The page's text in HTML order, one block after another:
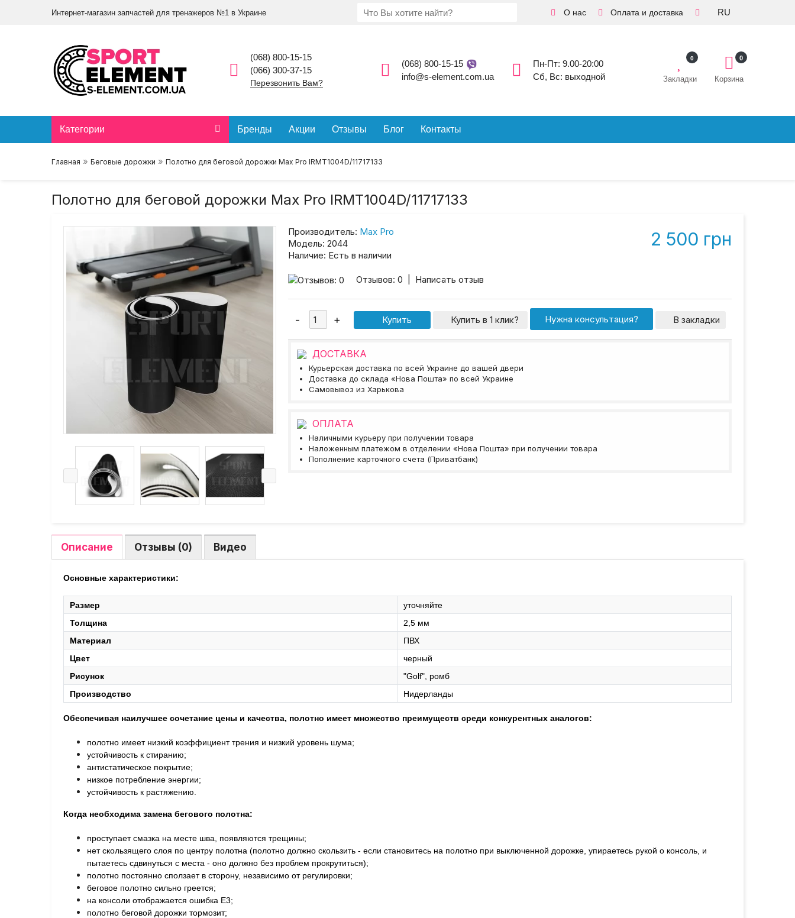
Интернет-магазин запчастей для тренажеров №1 в Украине О нас Оплата и доставка RU
(068) 800-15-15
(066) 300-37-15
Перезвонить Вам?
(068) 800-15-15
info@s-element.com.ua
Пн-Пт: 9.00-20:00
Сб, Вс: выходной
Закладки
0
Корзина
0
Категории Бренды Акции Отзывы Блог Контакты
Главная » Беговые дорожки » Полотно для беговой дорожки Max Pro IRMT1004D/11717133
Полотно для беговой дорожки Max Pro IRMT1004D/11717133
2 500 грн
Производитель: Max Pro
Модель: 2044
Наличие: Есть в наличии
Отзывов: 0 Написать отзыв
Купить в 1 клик? Нужна консультация? В закладки
ДОСТАВКА
Курьерская доставка по всей Украине до вашей двери
Доставка до склада «Нова Пошта» по всей Украине
Самовывоз из Харькова
ОПЛАТА
Наличными курьеру при получении товара
Наложенным платежом в отделении «Нова Пошта» при получении товара
Пополнение карточного счета (Приватбанк)
Описание Отзывы (0) Видео
Основные характеристики:
Размер
уточняйте
Толщина
2,5 мм
Материал
ПВХ
Цвет
черный
Рисунок
"Golf", ромб
Производство
Нидерланды
Обеспечивая наилучшее сочетание цены и качества, полотно имеет множество преимуществ среди конкурентных аналогов:
полотно имеет низкий коэффициент трения и низкий уровень шума;
устойчивость к стиранию;
антистатическое покрытие;
низкое потребление энергии;
устойчивость к растяжению.
Когда необходима замена бегового полотна:
проступает смазка на месте шва, появляются трещины;
нет скользящего слоя по центру полотна (полотно должно скользить - если становитесь на полотно при выключенной дорожке, упираетесь рукой о консоль, и
пытаетесь сдвинуться с места - оно должно без проблем прокрутиться);
полотно постоянно сползает в сторону, независимо от регулировки;
беговое полотно сильно греется;
на консоли отображается ошибка Е3;
полотно беговой дорожки тормозит;